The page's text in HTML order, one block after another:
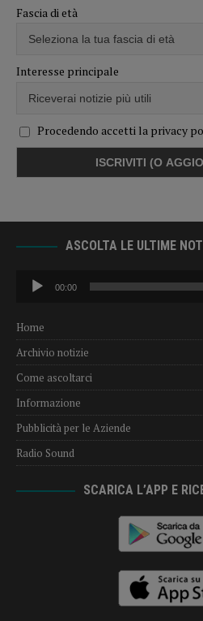
Fascia di età
Interesse principale
Procedendo accetti la privacy
ASCOLTA LE ULTIME
Audio
Player
00:00
Home
Archivio notizie
Come ascoltarci
Informazione
Pubblicità per le Aziende
Radio Sound
SCARICA L’APP E